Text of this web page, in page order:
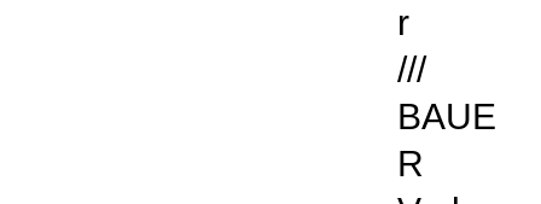
r
///
BAUE
R